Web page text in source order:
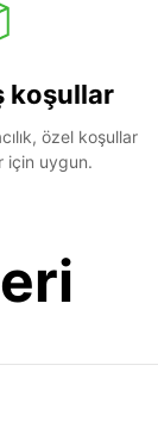
koşullar
özel koşullar
için uygun.